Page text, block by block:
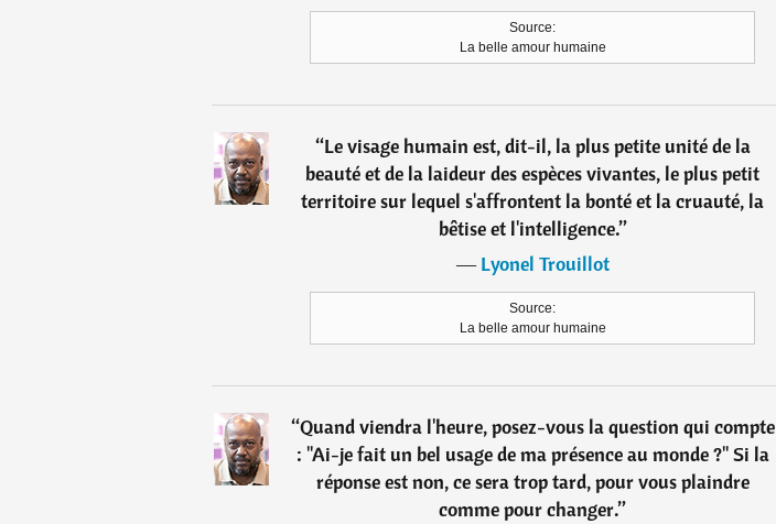
Source:
La belle amour humaine
“Le visage humain est, dit-il, la plus petite unité de la
beauté et de la laideur des espèces vivantes, le plus petit
territoire sur lequel s'affrontent la bonté et la cruauté, la
bêtise et l'intelligence.”
―Lyonel Trouillot
Source:
La belle amour humaine
“Quand viendra l'heure, posez-vous la question qui compte
: "Ai-je fait un bel usage de ma présence au monde ?" Si la
réponse est non, ce sera trop tard, pour vous plaindre
comme pour changer.”